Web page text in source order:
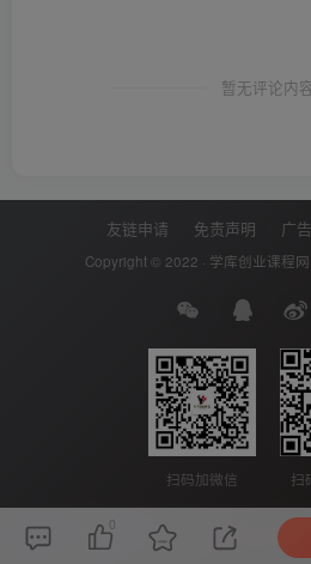
暂无评论内
友链申请 免责声明 广
Copyright © 2022 · 学库创业课程网
扫码加微信 扫
0